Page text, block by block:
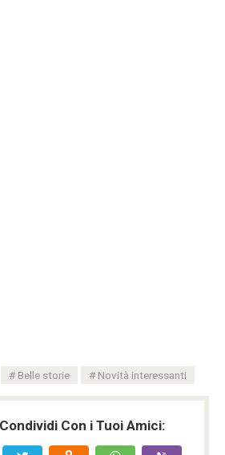
Belle storie Novità interessanti
Con i Tuoi Amici: